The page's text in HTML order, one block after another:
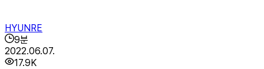
HYUNRE
9분
2022.06.07.
17.9K